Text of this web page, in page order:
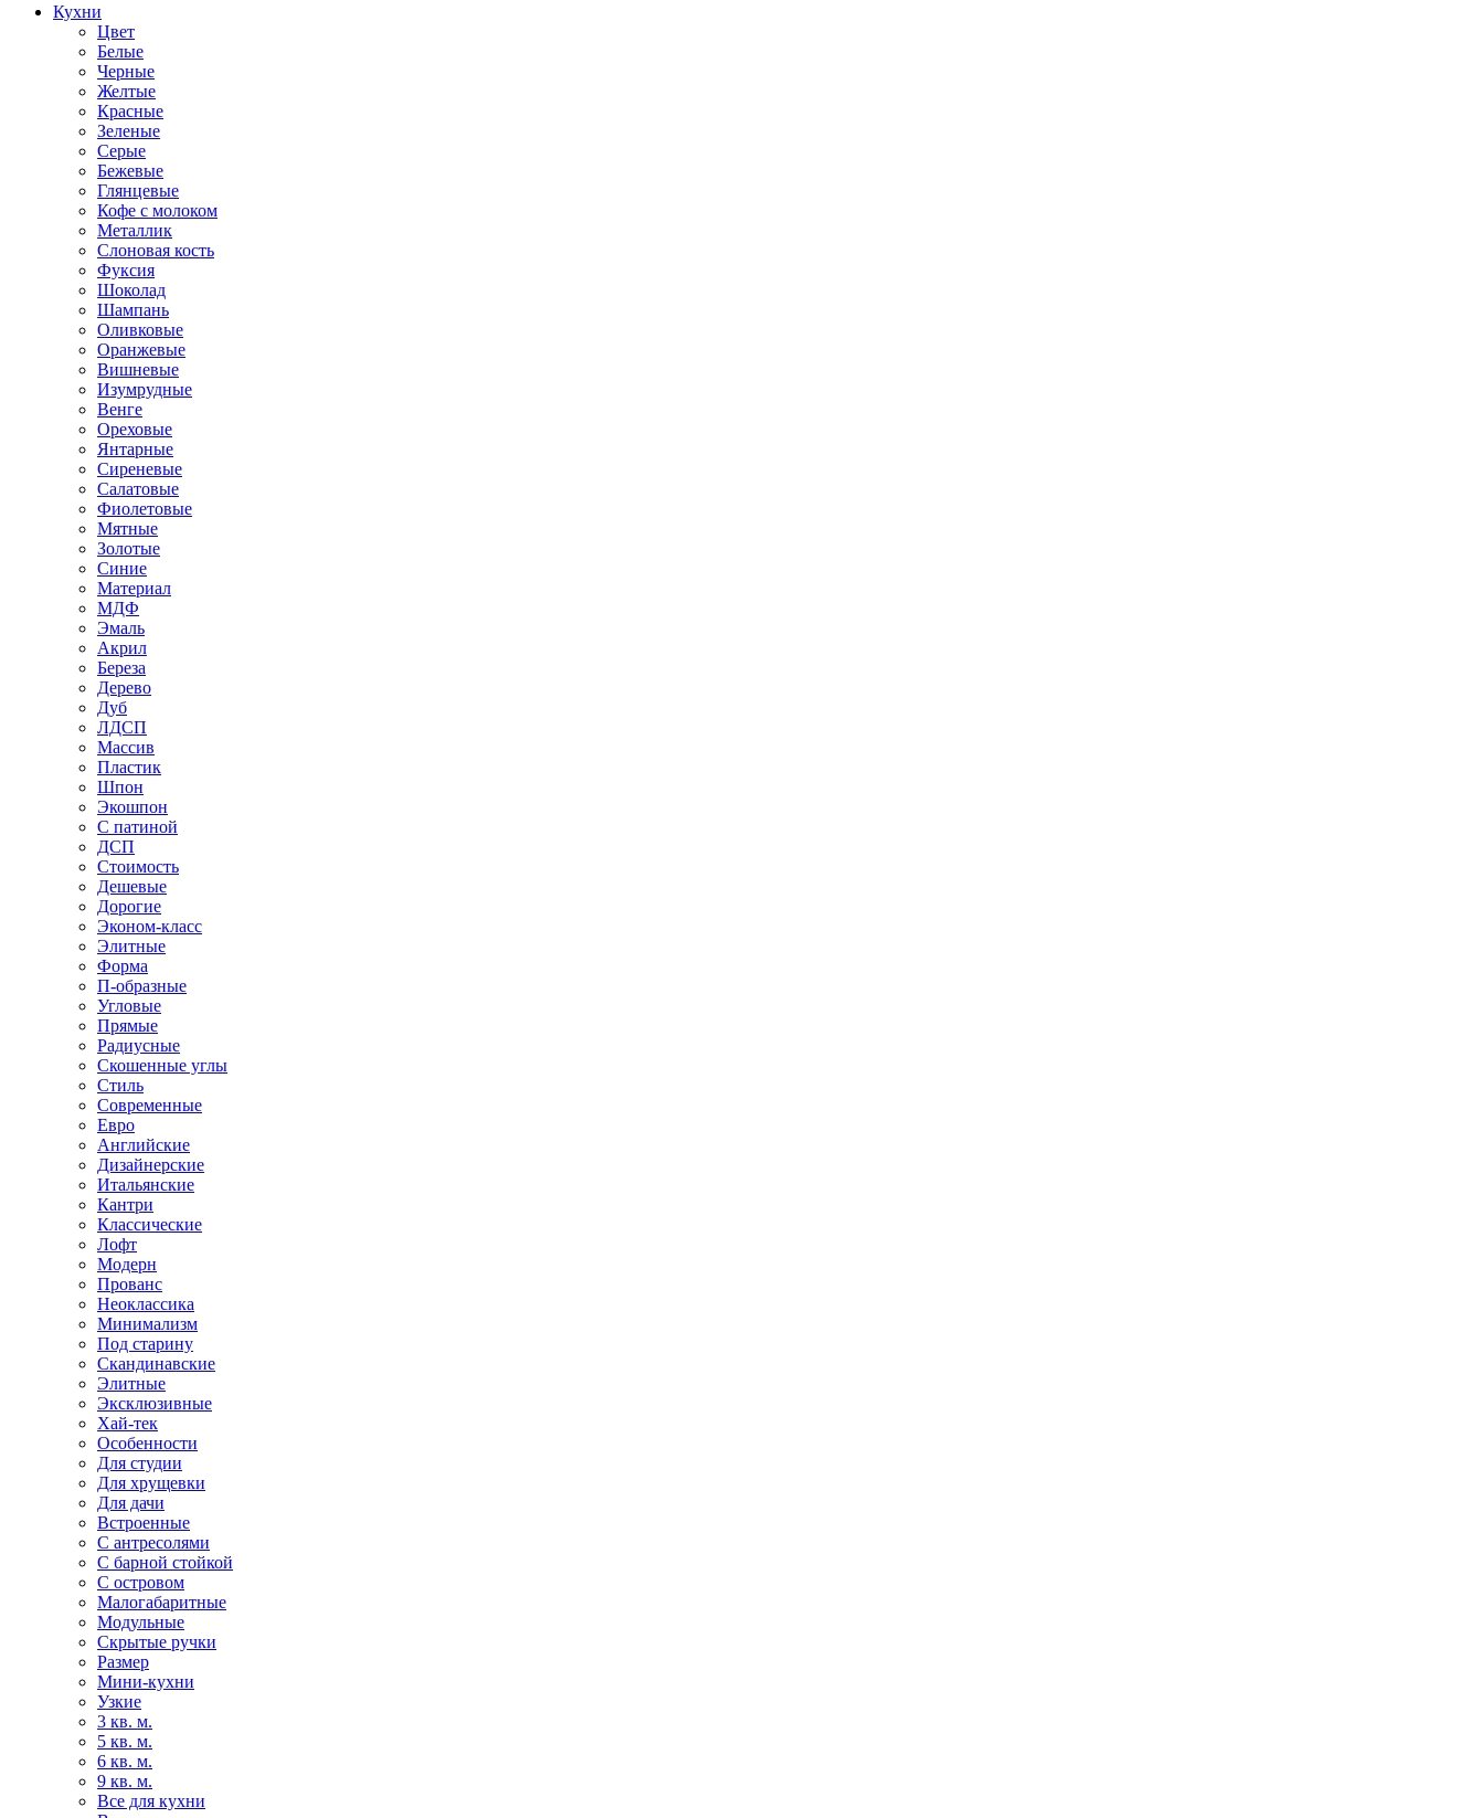
Кухни
Цвет
Белые
Черные
Желтые
Красные
Зеленые
Серые
Бежевые
Глянцевые
Кофе с молоком
Металлик
Слоновая кость
Фуксия
Шоколад
Шампань
Оливковые
Оранжевые
Вишневые
Изумрудные
Венге
Ореховые
Янтарные
Сиреневые
Салатовые
Фиолетовые
Мятные
Золотые
Синие
Материал
МДФ
Эмаль
Акрил
Береза
Дерево
Дуб
ЛДСП
Массив
Пластик
Шпон
Экошпон
С патиной
ДСП
Стоимость
Дешевые
Дорогие
Эконом-класс
Элитные
Форма
П-образные
Угловые
Прямые
Радиусные
Скошенные углы
Стиль
Современные
Евро
Английские
Дизайнерские
Итальянские
Кантри
Классические
Лофт
Модерн
Прованс
Неоклассика
Минимализм
Под старину
Скандинавские
Элитные
Эксклюзивные
Хай-тек
Особенности
Для студии
Для хрущевки
Для дачи
Встроенные
С антресолями
С барной стойкой
С островом
Малогабаритные
Модульные
Скрытые ручки
Размер
Мини-кухни
Узкие
3 кв. м.
5 кв. м.
6 кв. м.
9 кв. м.
Все для кухни